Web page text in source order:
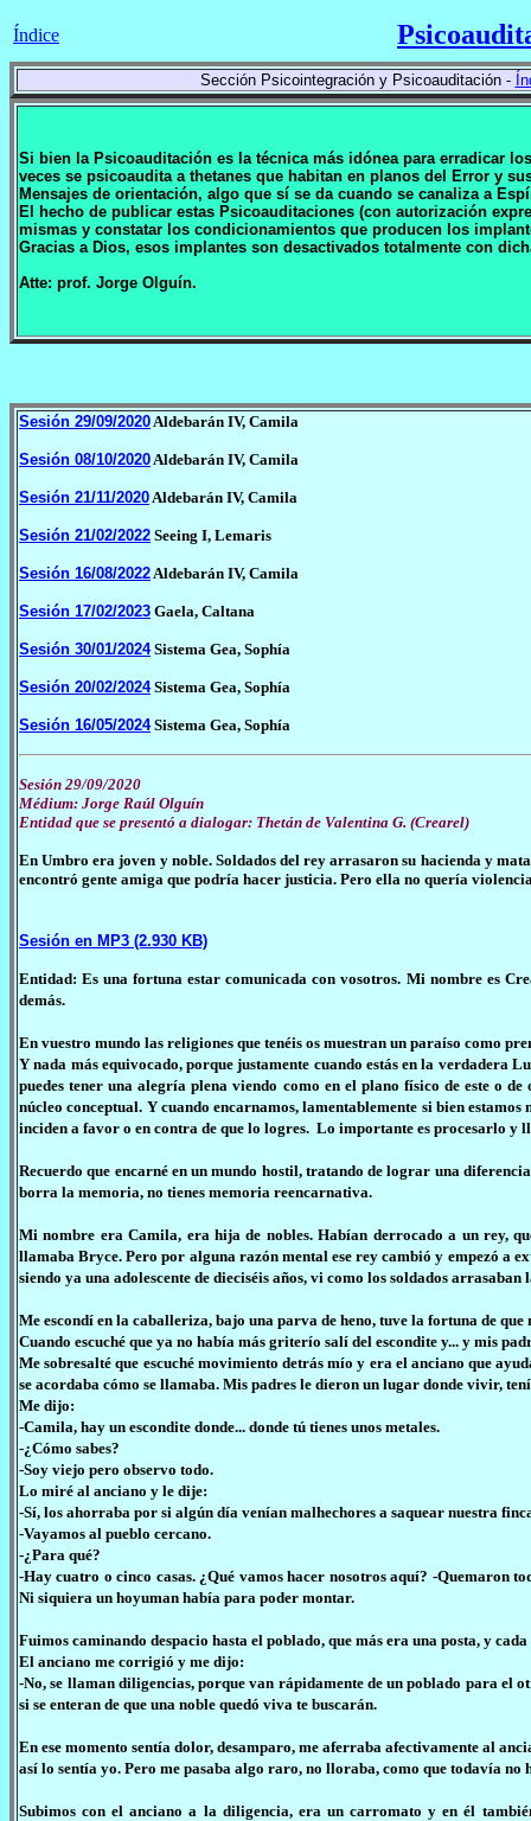
Índice
Sección Psicointegración y Psicoauditación -
Si bien la Psicoauditación es la técnica más idónea para erradicar
veces se psicoaudita a thetanes que habitan en planos del Error y
Mensajes de orientación, algo que sí se da cuando se canaliza a
El hecho de publicar estas Psicoauditaciones (con autorización
mismas y constatar los condicionamientos que producen los
Gracias a Dios, esos implantes son desactivados totalmente con
Atte: prof. Jorge Olguín.
Sesión 29/09/2020Aldebarán IV, Camila
Sesión 08/10/2020Aldebarán IV, Camila
Sesión 21/11/2020Aldebarán IV, Camila
Sesión 21/02/2022 Seeing I, Lemaris
Sesión 16/08/2022Aldebarán IV, Camila
Sesión 17/02/2023 Gaela, Caltana
Sesión 30/01/2024Sistema Gea, Sophía
Sesión 20/02/2024Sistema Gea, Sophía
Sesión 16/05/2024Sistema Gea, Sophía
Sesión 29/09/2020
Médium: Jorge Raúl Olguín
Entidad que se presentó a dialogar: Thetán de Valentina G. (Crearel)
En Umbro era joven y noble. Soldados del rey arrasaron su hacienda y
encontró gente amiga que podría hacer justicia. Pero ella no quería
Sesión en MP3 (2.930 KB)
Entidad: Es una fortuna estar comunicada con vosotros. Mi nombre es
demás.
En vuestro mundo las religiones que tenéis os muestran un paraíso como
Y nada más equivocado, porque justamente cuando estás en la verdadera
puedes tener una alegría plena viendo como en el plano físico de este o
núcleo conceptual. Y cuando encarnamos, lamentablemente si bien
inciden a favor o en contra de que lo logres. Lo importante es procesarlo y
Recuerdo que encarné en un mundo hostil, tratando de lograr una
borra la memoria, no tienes memoria reencarnativa.
Mi nombre era Camila, era hija de nobles. Habían derrocado a un rey,
llamaba Bryce. Pero por alguna razón mental ese rey cambió y empezó a
siendo ya una adolescente de dieciséis años, vi como los soldados
Me escondí en la caballeriza, bajo una parva de heno, tuve la fortuna de
Cuando escuché que ya no había más griterío salí del escondite y... y mis
Me sobresalté que escuché movimiento detrás mío y era el anciano que
se acordaba cómo se llamaba. Mis padres le dieron un lugar donde vivir,
Me dijo:
-Camila, hay un escondite donde... donde tú tienes unos metales.
-¿Cómo sabes?
-Soy viejo pero observo todo.
Lo miré al anciano y le dije:
-Sí, los ahorraba por si algún día venían malhechores a saquear nuestra
-Vayamos al pueblo cercano.
-¿Para qué?
-Hay cuatro o cinco casas. ¿Qué vamos hacer nosotros aquí? -Quemaron
Ni siquiera un hoyuman había para poder montar.
Fuimos caminando despacio hasta el poblado, que más era una posta, y
El anciano me corrigió y me dijo:
-No, se llaman diligencias, porque van rápidamente de un poblado para el
si se enteran de que una noble quedó viva te buscarán.
En ese momento sentía dolor, desamparo, me aferraba afectivamente al
así lo sentía yo. Pero me pasaba algo raro, no lloraba, como que todavía no
Subimos con el anciano a la diligencia, era un carromato y en él